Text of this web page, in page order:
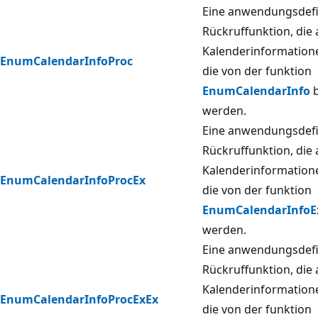
EnumCalendarInfoProc
Eine
Rückruffunktion, die
die von der funktion
EnumCalendarInfo
werden.
EnumCalendarInfoProcEx
Eine
Rückruffunktion, die
die von der funktion
werden.
EnumCalendarInfoProcExEx
Eine
Rückruffunktion, die
die von der funktion